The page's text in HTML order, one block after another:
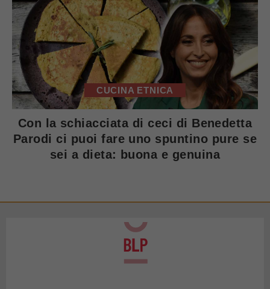
CUCINA ETNICA
Con la schiacciata di ceci di Benedetta
Parodi ci puoi fare uno spuntino pure se
sei a dieta: buona e genuina